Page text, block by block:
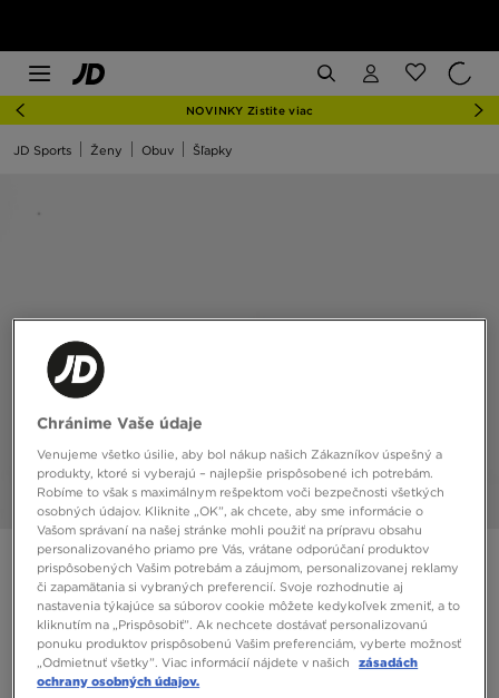
NOVINKY Zistite viac
JD Sports Ženy Obuv Šľapky
BIRKENSTOCK ARIZONA
62,00 €
Dostupné Farby
Chránime Vaše údaje
Venujeme všetko úsilie, aby bol nákup našich Zákazníkov úspešný a
produkty, ktoré si vyberajú – najlepšie prispôsobené ich potrebám.
Robíme to však s maximálnym rešpektom voči bezpečnosti všetkých
osobných údajov. Kliknite „OK”, ak chcete, aby sme informácie o
Vašom správaní na našej stránke mohli použiť na prípravu obsahu
personalizovaného priamo pre Vás, vrátane odporúčaní produktov
prispôsobených Vašim potrebám a záujmom, personalizovanej reklamy
či zapamätania si vybraných preferencií. Svoje rozhodnutie aj
nastavenia týkajúce sa súborov cookie môžete kedykoľvek zmeniť, a to
kliknutím na „Prispôsobiť”. Ak nechcete dostávať personalizovanú
ponuku produktov prispôsobenú Vašim preferenciám, vyberte možnosť
„Odmietnuť všetky”. Viac informácií nájdete v našich
zásadách
ochrany osobných údajov.